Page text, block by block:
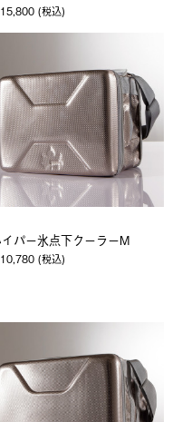
(税込)
パー氷点下クーラーM
(税込)